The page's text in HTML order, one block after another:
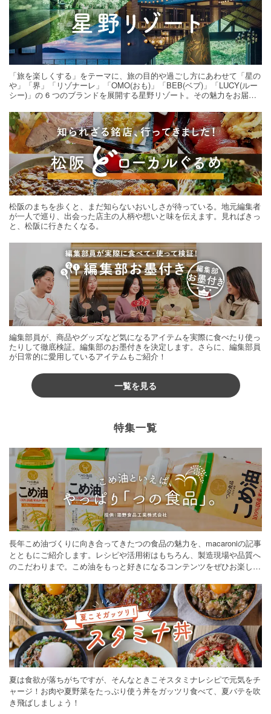
「旅を楽しくする」をテーマに、旅の目的や過ごし方にあわせて「星の
や」「界」「リゾナーレ」「OMO(おも)」「BEB(ベブ)」「LUCY(ルー
シー)」の 6 つのブランドを展開する星野リゾート。その魅力をお届け
松阪のまちを歩くと、まだ知らないおいしさが待っている。地元編集者
が一人で巡り、出会った店主の人柄や想いと味を伝えます。見ればきっ
と、松阪に行きたくなる。
編集部員が、商品やグッズなど気になるアイテムを実際に食べたり使っ
たりして徹底検証。編集部のお墨付きを決定します。さらに、編集部員
が日常的に愛用しているアイテムもご紹介！
一覧を見る
特集一覧
長年こめ油づくりに向き合ってきたつの食品の魅力を、macaroniの記事
とともにご紹介します。レシピや活用術はもちろん、製造現場や品質へ
のこだわりまで。こめ油をもっと好きになるコンテンツをぜひお楽しみ
夏は食欲が落ちがちですが、そんなときこそスタミナレシピで元気をチ
ャージ！お肉や夏野菜をたっぷり使う丼をガッツリ食べて、夏バテを吹
き飛ばしましょう！